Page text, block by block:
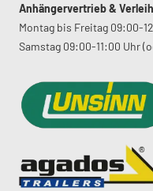
Anhängervertrieb & Verleih
Montag bis Freitag 09:00-
Samstag 09:00-11:00 Uhr